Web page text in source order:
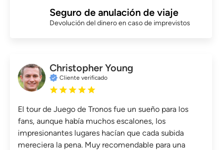
Seguro de anulación de viaje
Devolución del dinero en caso de imprevistos
Christopher Young
Cliente verificado
El tour de Juego de Tronos fue un sueño para los
fans, aunque había muchos escalones, los
impresionantes lugares hacían que cada subida
mereciera la pena. Muy recomendable para una